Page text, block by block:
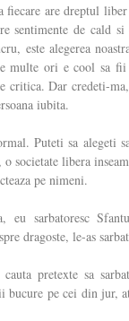
fiecare are dreptul
sentimente de cald
este alegerea
multe ori e cool sa
critica. Dar credeti-
iubita.
Puteti sa alegeti
societate libera
pe nimeni.
sarbatoresc
dragoste, le-as
pretexte sa
bucure pe cei din jur,